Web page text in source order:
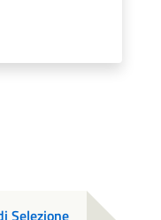
Selezione